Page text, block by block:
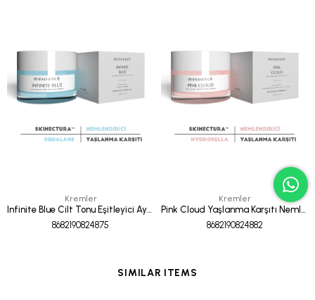
Kremler
Infinite Blue Cilt Tonu Eşitleyici Aydınlatıcı Nemlendirici Yüz Bakım Kremi 50ml
8682190824875
Kremler
Pink Cloud Yaşlanma Karşıtı Nemlendirici Yüz Bakım Kremi 50 ml
8682190824882
SIMILAR ITEMS